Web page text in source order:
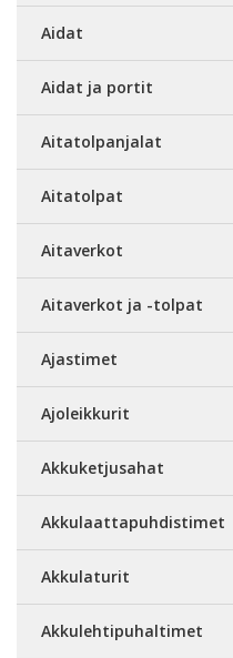
Aidat
Aidat ja portit
Aitatolpanjalat
Aitatolpat
Aitaverkot
Aitaverkot ja -tolpat
Ajastimet
Ajoleikkurit
Akkuketjusahat
Akkulaattapuhdistimet
Akkulaturit
Akkulehtipuhaltimet